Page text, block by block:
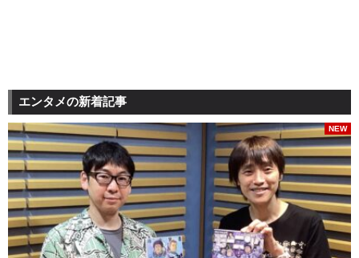
エンタメの新着記事
NEW